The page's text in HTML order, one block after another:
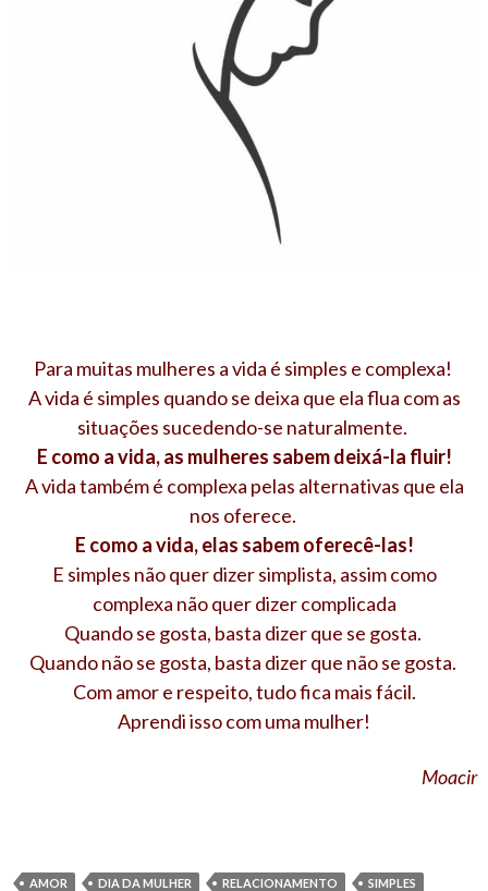
Para muitas mulheres a vida é simples e complexa!
A vida é simples quando se deixa que ela flua com as
situações sucedendo-se naturalmente.
E como a vida, as mulheres sabem deixá-la fluir!
A vida também é complexa pelas alternativas que ela
nos oferece.
E como a vida, elas sabem oferecê-las!
E simples não quer dizer simplista, assim como
complexa não quer dizer complicada
Quando se gosta, basta dizer que se gosta.
Quando não se gosta, basta dizer que não se gosta.
Com amor e respeito, tudo fica mais fácil.
Aprendi isso com uma mulher!
Moacir
AMOR DIA DA MULHER RELACIONAMENTO SIMPLES